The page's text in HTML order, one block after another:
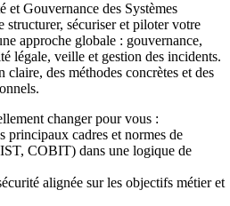
et Gouvernance des Systèmes
structurer, sécuriser et piloter votre
approche globale : gouvernance,
légale, veille et gestion des incidents.
des méthodes concrètes et des
changer pour vous :
principaux cadres et normes de
COBIT) dans une logique de
alignée sur les objectifs métier et